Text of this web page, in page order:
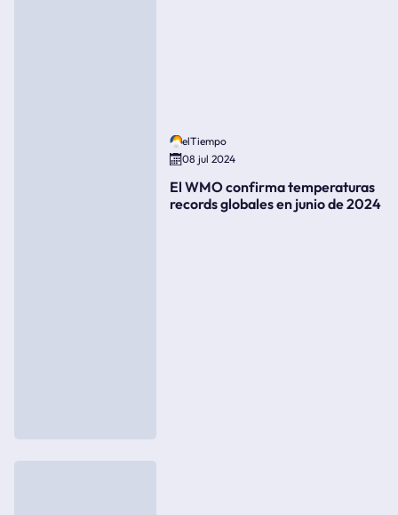
elTiempo
08 jul 2024
El WMO confirma temperaturas
records globales en junio de 2024